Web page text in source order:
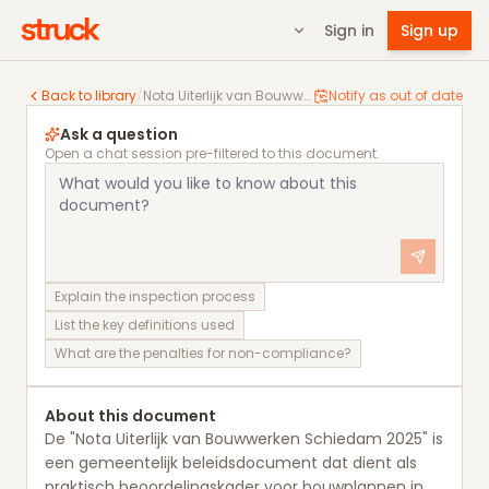
Sign in Sign up
Back to library/ Nota Uiterlijk van Bouwwerken Schiedam 2025 Notify as out of date
Nota Uiterlijk van Bouwwerken Schiedam 2025
Ask a question
Open a chat session pre-filtered to this document.
Explain the inspection process
List the key definitions used
What are the penalties for non-compliance?
About this document
De "Nota Uiterlijk van Bouwwerken Schiedam 2025" is
een gemeentelijk beleidsdocument dat dient als